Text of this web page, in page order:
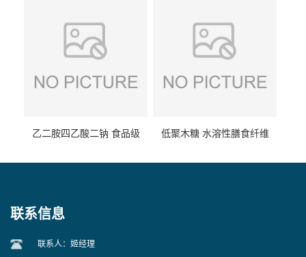
乙二胺四乙酸二钠 食品级
低聚木糖 水溶性膳食纤维
联系信息
联系人：姬经理